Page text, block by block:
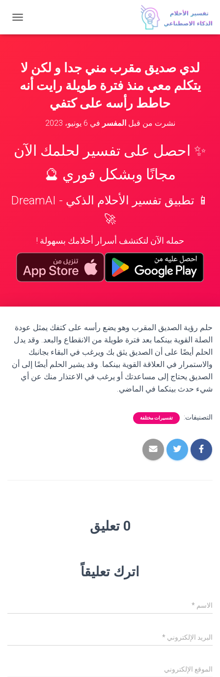
ب
لدي صديق مقرب مني جدا و لكن لا
يتكلم معي منذ فترة طويلة رايت أنه
حاطط رأسه على كتفي
نشرت من قبلالمفسر في 6 يونيو، 2023
✨ احصل على تفسير لحلمك الآن
مجانًا وبشكل فوري 🔮
📱 تطبيق تفسير الأحلام الذكي - DreamAI
🚀
حمله الآن لتكتشف أسرار أحلامك بسهولة !
حلم رؤية الصديق المقرب وهو يضع رأسه على كتفك يمثل عودة
الصلة القوية بينكما بعد فترة طويلة من الانقطاع والبعد. وقد يدل
الحلم أيضًا على أن الصديق يثق بك ويرغب في البقاء بجانبك
والاستمرار في العلاقة القوية بينكما. وقد يشير الحلم أيضًا إلى أن
الصديق يحتاج إلى مساعدتك أو يرغب في الاعتذار منك عن أي
شيء حدث بينكما في الماضي.
التصنيفات: تفسيرات مختلفة
0 تعليق
اترك تعليقاً
الاسم *
البريد الإلكتروني *
الموقع الإلكتروني